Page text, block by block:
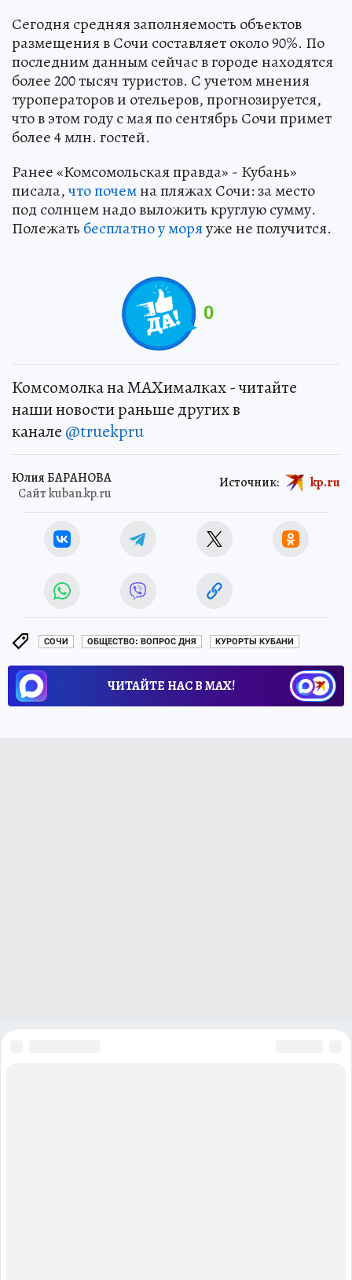
Сегодня средняя заполняемость объектов
размещения в Сочи составляет около 90%. По
последним данным сейчас в городе находятся
более 200 тысяч туристов. С учетом мнения
туроператоров и отельеров, прогнозируется,
что в этом году с мая по сентябрь Сочи примет
более 4 млн. гостей.
Ранее «Комсомольская правда» - Кубань»
писала,что почемна пляжах Сочи: за место
под солнцем надо выложить круглую сумму.
Полежать бесплатно у моряуже не получится.
0
Комсомолка на MAXималках - читайте
наши новости раньше других в
канале @truekpru
Юлия БАРАНОВА
Сайт kuban.kp.ru
Источник: kp.ru
СОЧИ ОБЩЕСТВО: ВОПРОС ДНЯ КУРОРТЫ КУБАНИ
ЧИТАЙТЕ НАС В МАХ!